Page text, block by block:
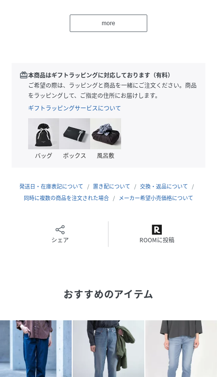
腰回りにはゆとりもあり、ゆったりと穿けるカジュアルなシ
価格帯を抑えた海外生産商品となっています。
……………………
透け感：なし
厚さ：普通
伸縮性：あり
裏地：なし
洗濯：洗濯可
◇着用レビュー
がらも、ウエスト部分がゆとりあるシルエットなので窮屈感
■ブランド:DMG/ディーエムジー
■ブランド品番:14-0258C/14-258C
モデル1:身長162cm/着用サイズM(ブラックベスト着用)
モデル2:身長163cm/着用サイズS(ブラウンシャツ：野外撮
more
redeem本商品はギフトラッピングに対応しております（有料）
ご希望の際は、ラッピングと商品を一緒にご注文ください。商品
をラッピングして、ご指定の住所にお届けします。
ギフトラッピングサービスについて
バッグ ボックス 風呂敷
発送日・在庫表記について 置き配について
交換・返品について
同時に複数の商品を注文された場合
メーカー希望小売価格について
シェア ROOMに投稿
おすすめのアイテム